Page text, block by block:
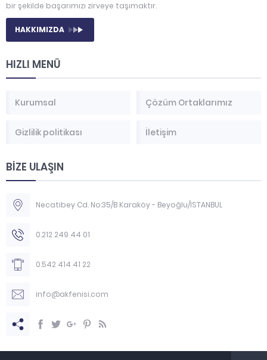
bir şekilde başarımızı zirveye taşımaktır.
HAKKIMIZDA
HIZLI MENÜ
Kurumsal Çözüm Ortaklarımız
Gizlilik politikası İletişim
BİZE ULAŞIN
Necatibey Cd. No:35/B Karaköy - Beyoğlu/İSTANBUL
0.212 249 44 01
0.542 414 41 22
info@akfenisi.com